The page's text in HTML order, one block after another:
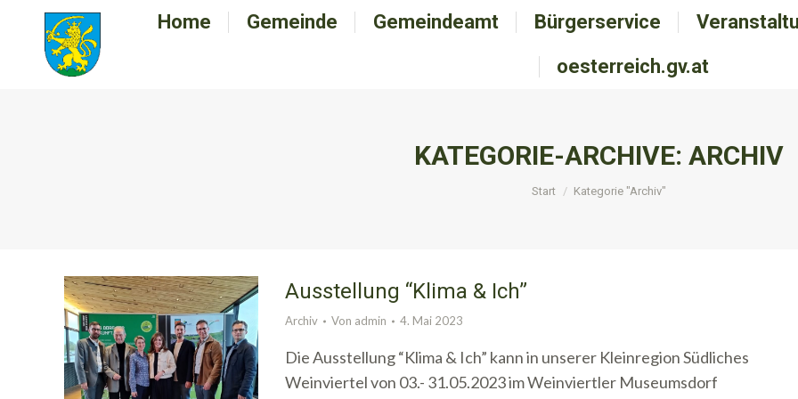
Home Gemeinde Gemeindeamt Bürgerservice
oesterreich.gv.at
KATEGORIE-ARCHIVE: ARCHIV
Sie befinden sich hier:
Start Kategorie "Archiv"
Ausstellung “Klima & Ich”
Archiv Von admin 4. Mai 2023
Die Ausstellung “Klima & Ich” kann in unserer Kleinregion Südliches
Weinviertel von 03.- 31.05.2023 im Weinviertler Museumsdorf
Home Gemeinde Gemeindeamt Bürgerservice
oesterreich.gv.at